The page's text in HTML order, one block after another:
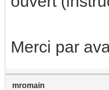
Merci par
mromain